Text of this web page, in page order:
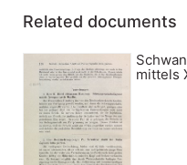
Related documents
mittels